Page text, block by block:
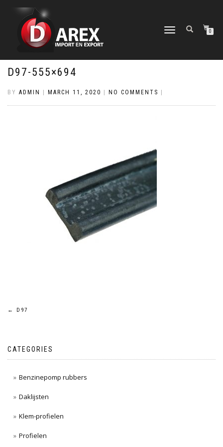
TOGGLE
0
D97-555×694
BY ADMIN MARCH 11, 2020 NO COMMENTS
Post
← D97
CATEGORIES
Benzinepomp rubbers
Daklijsten
Klem-profielen
Profielen